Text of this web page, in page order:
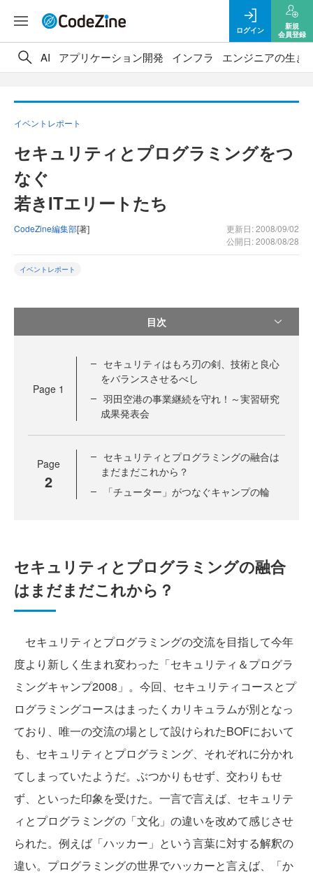
ログイン
新規
会員登録
AI アプリケーション開発 インフラ エンジニアの生き
イベントレポート
セキュリティとプログラミングをつ
なぐ
若きITエリートたち
CodeZine編集部[著]
更新日: 2008/09/02
公開日: 2008/08/28
イベントレポート
目次
Page 1
セキュリティはもろ刃の剣、技術と良心
をバランスさせるべし
羽田空港の事業継続を守れ！～実習研究
成果発表会
Page
2
セキュリティとプログラミングの融合は
まだまだこれから？
「チューター」がつなぐキャンプの輪
セキュリティとプログラミングの融合
はまだまだこれから？
セキュリティとプログラミングの交流を目指して今年
度より新しく生まれ変わった「セキュリティ＆プログラ
ミングキャンプ2008」。今回、セキュリティコースとプ
ログラミングコースはまったくカリキュラムが別となっ
ており、唯一の交流の場として設けられたBOFにおいて
も、セキュリティとプログラミング、それぞれに分かれ
てしまっていたようだ。ぶつかりもせず、交わりもせ
ず、といった印象を受けた。一言で言えば、セキュリテ
ィとプログラミングの「文化」の違いを改めて感じさせ
られた。例えば「ハッカー」という言葉に対する解釈の
違い。プログラミングの世界でハッカーと言えば、「か